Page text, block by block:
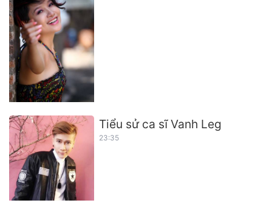
Tiểu sử ca sĩ Vanh Leg
23:35